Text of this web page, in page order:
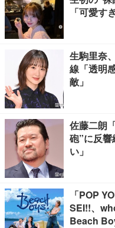
「可愛す
生駒里奈
線「透明
敵」
佐藤二朗
砲”に反
い」
「POP
SEI!!、
Beach